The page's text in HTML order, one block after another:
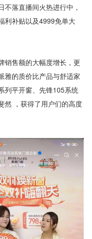
落直播间火热进行中，
利补贴以及4999免单大
销售额的大幅度增长，更
雅的质价比产品与舒适家
列平开窗、先锋105系统
然 ，获得了用户们的高度